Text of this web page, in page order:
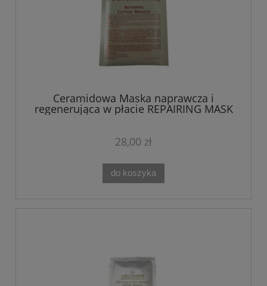
Ceramidowa Maska naprawcza i
regenerująca w płacie REPAIRING MASK
Theo Marvee
28,00 zł
do koszyka